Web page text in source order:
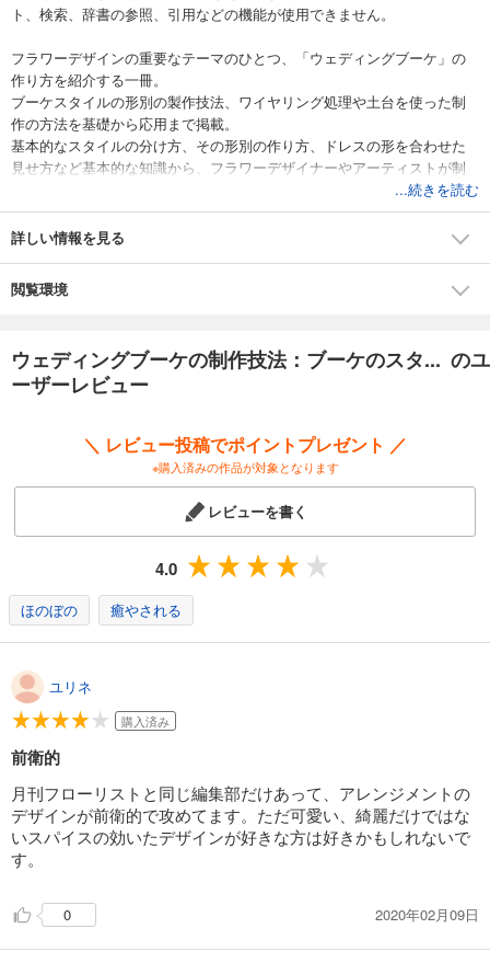
ト、検索、辞書の参照、引用などの機能が使用できません。
フラワーデザインの重要なテーマのひとつ、「ウェディングブーケ」の
作り方を紹介する一冊。
ブーケスタイルの形別の製作技法、ワイヤリング処理や土台を使った制
作の方法を基礎から応用まで掲載。
基本的なスタイルの分け方、その形別の作り方、ドレスの形を合わせた
見せ方など基本的な知識から、フラワーデザイナーやアーティストが制
作した、ブーケのアイデア、フラワーコンペティション用のブーケのイ
ンスピレーションまで、さまざまな作品とその制作ポイントを紹介す
る。
...続きを読む
詳しい情報を見る
閲覧環境
ウェディングブーケの制作技法：ブーケのスタ... のユ
ーザーレビュー
＼ レビュー投稿でポイントプレゼント ／
※購入済みの作品が対象となります
レビューを書く
4.0
ほのぼの 癒やされる
ユリネ
購入済み
前衛的
月刊フローリストと同じ編集部だけあって、アレンジメントの
デザインが前衛的で攻めてます。ただ可愛い、綺麗だけではな
いスパイスの効いたデザインが好きな方は好きかもしれないで
す。
0 2020年02月09日